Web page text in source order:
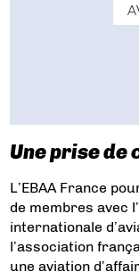
Une prise de
L’EBAA France
de membres avec
internationale
l’association
une aviation